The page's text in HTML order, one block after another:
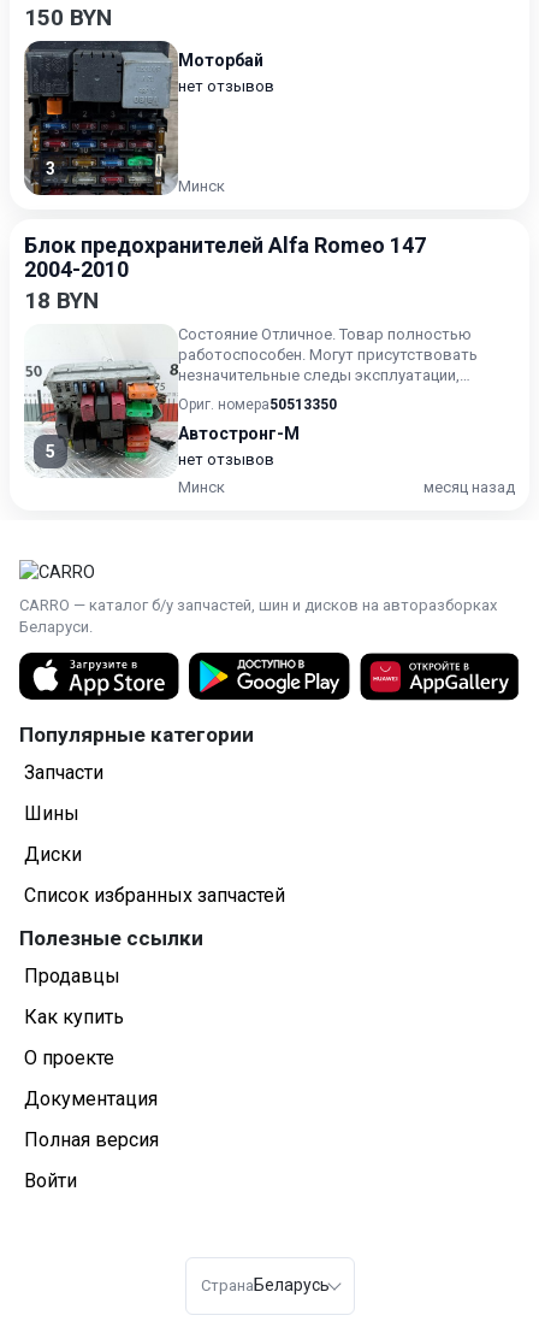
150 BYN
3
Моторбай
нет отзывов
Минск
Блок предохранителей Alfa Romeo 147
2004-2010
18 BYN
5
Состояние Отличное. Товар полностью
работоспособен. Могут присутствовать
незначительные следы эксплуатации,
царапины на лакокрасочном покрыт...
Ориг. номера50513350
Автостронг-М
нет отзывов
Минск
месяц назад
CARRO — каталог б/у запчастей, шин и дисков на авторазборках
Беларуси.
Популярные категории
Запчасти
Шины
Диски
Список избранных запчастей
Полезные ссылки
Продавцы
Как купить
О проекте
Документация
Полная версия
Войти
Страна Беларусь